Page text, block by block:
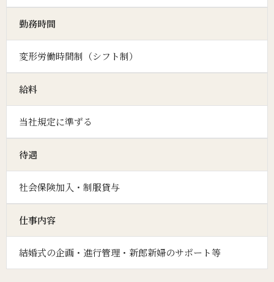
勤務時間
変形労働時間制（シフト制）
給料
当社規定に準ずる
待遇
社会保険加入・制服貸与
仕事内容
結婚式の企画・進行管理・新郎新婦のサポート等